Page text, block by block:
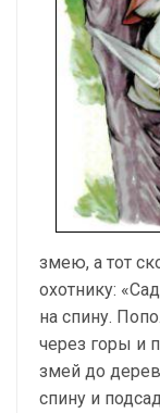
змею, а тот
охотнику:
на спину.
через горы и
змей до
спину и